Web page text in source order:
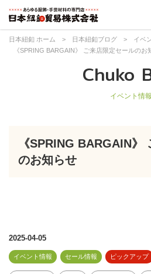
日本紐釦 ホーム > 日本紐釦ブログ > イベ
《SPRING BARGAIN》 ご来店限定セールのお
Chuko
イベント情報
《SPRING BARGAIN》
のお知らせ
2025-04-05
イベント情報 セール情報 ピックアップ